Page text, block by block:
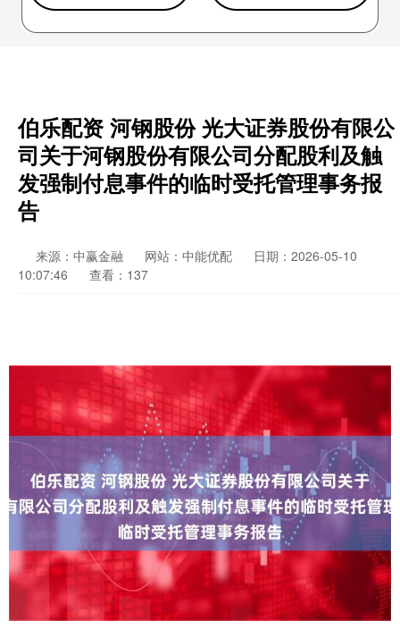
伯乐配资 河钢股份 光大证券股份有限公
司关于河钢股份有限公司分配股利及触
发强制付息事件的临时受托管理事务报
告
来源：中赢金融 网站：中能优配
日期：2026-05-10
10:07:46
查看：137